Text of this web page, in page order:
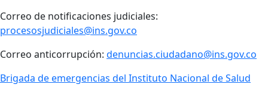
Correo de notificaciones judiciales:
procesosjudiciales@ins.gov.co
Correo anticorrupción: denuncias.ciudadano@ins.gov.co
Brigada de emergencias del Instituto Nacional de Salud